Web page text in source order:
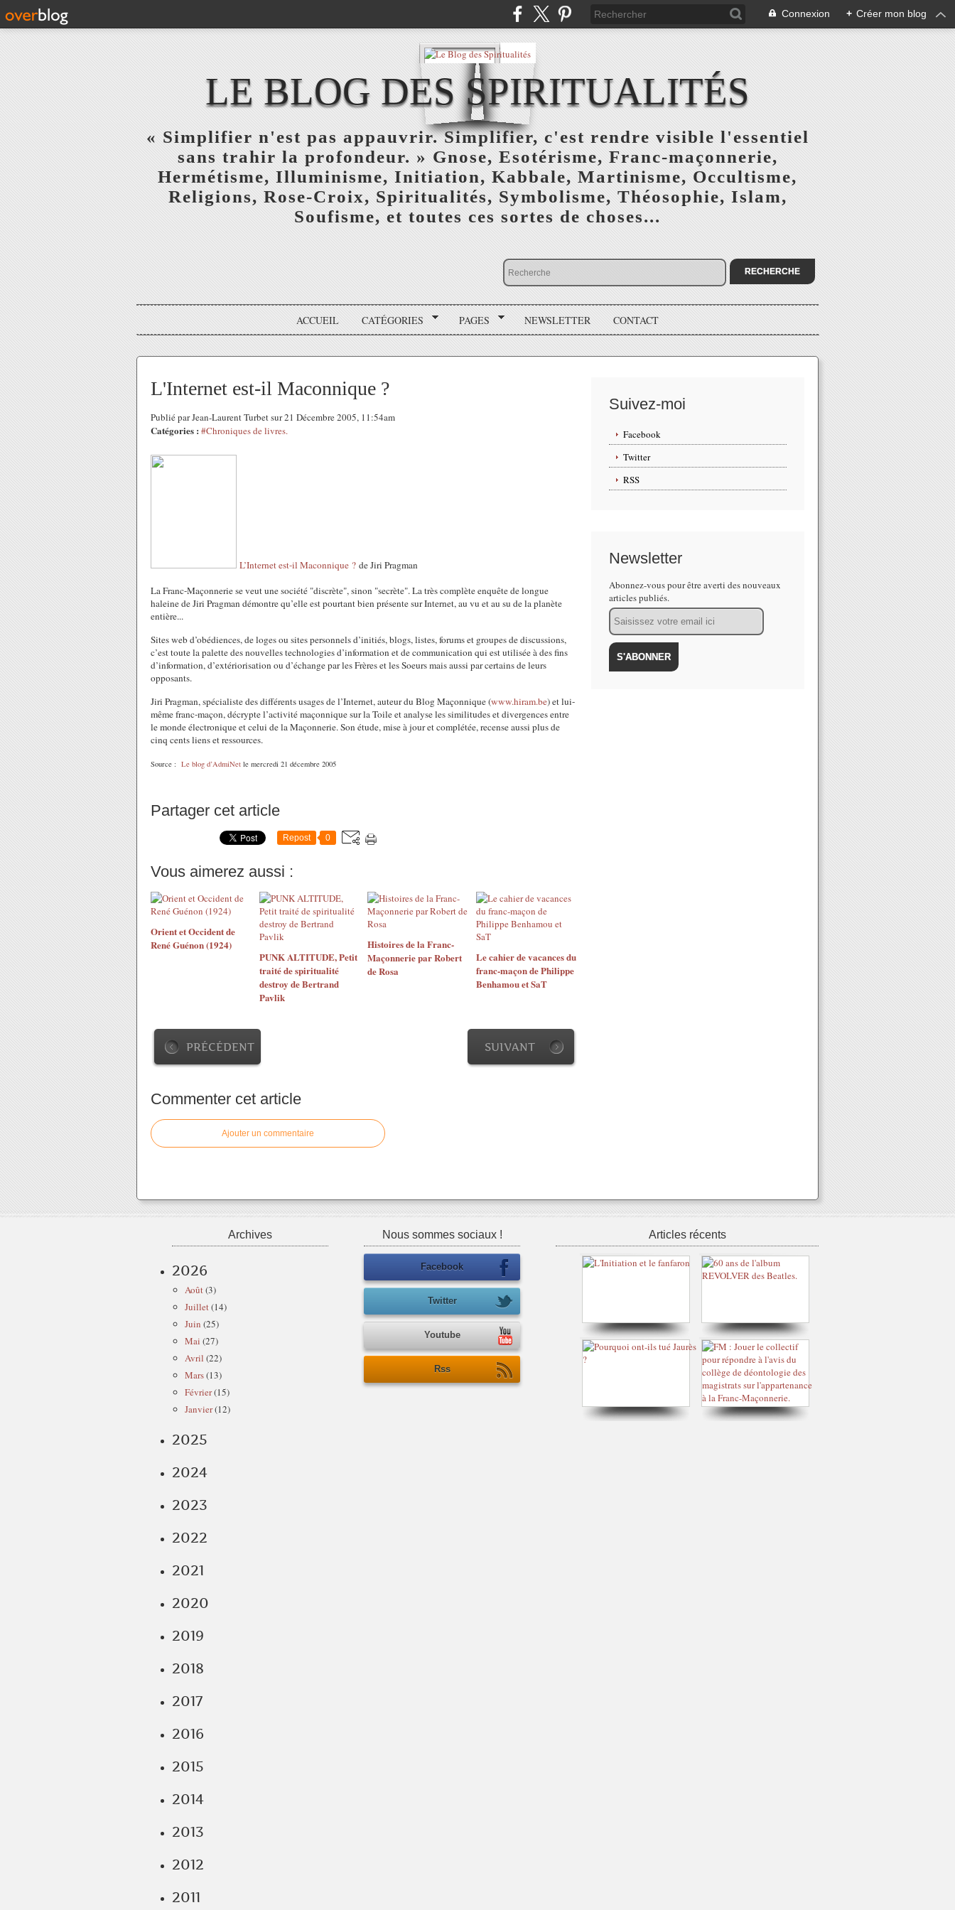
Connexion + Créer mon blog
LE BLOG DES SPIRITUALITÉS
« Simplifier n'est pas appauvrir. Simplifier, c'est rendre visible l'essentiel
sans trahir la profondeur. » Gnose, Esotérisme, Franc-maçonnerie,
Hermétisme, Illuminisme, Initiation, Kabbale, Martinisme, Occultisme,
Religions, Rose-Croix, Spiritualités, Symbolisme, Théosophie, Islam,
Soufisme, et toutes ces sortes de choses...
ACCUEIL CATÉGORIES PAGES NEWSLETTER CONTACT
L'Internet est-il Maconnique ?
Publié par Jean-Laurent Turbet sur 21 Décembre 2005, 11:54am
Catégories : #Chroniques de livres.
L’Internet est-il Maconnique ? de Jiri Pragman
La Franc-Maçonnerie se veut une société "discrète", sinon "secrète". La très complète enquête de longue
haleine de Jiri Pragman démontre qu’elle est pourtant bien présente sur Internet, au vu et au su de la planète
entière...
Sites web d’obédiences, de loges ou sites personnels d’initiés, blogs, listes, forums et groupes de discussions,
c’est toute la palette des nouvelles technologies d’information et de communication qui est utilisée à des fins
d’information, d’extériorisation ou d’échange par les Frères et les Soeurs mais aussi par certains de leurs
opposants.
Jiri Pragman, spécialiste des différents usages de l’Internet, auteur du Blog Maçonnique (www.hiram.be) et lui-
même franc-maçon, décrypte l’activité maçonnique sur la Toile et analyse les similitudes et divergences entre
le monde électronique et celui de la Maçonnerie. Son étude, mise à jour et complétée, recense aussi plus de
cinq cents liens et ressources.
Source : Le blog d’AdmiNet le mercredi 21 décembre 2005
Partager cet article
Repost 0
Vous aimerez aussi :
Orient et Occident de
René Guénon (1924)
PUNK ALTITUDE, Petit
traité de spiritualité
destroy de Bertrand
Pavlik
Histoires de la Franc-
Maçonnerie par Robert
de Rosa
Le cahier de vacances du
franc-maçon de Philippe
Benhamou et SaT
PRÉCÉDENT SUIVANT
Commenter cet article
Ajouter un commentaire
Suivez-moi
Facebook
Twitter
RSS
Newsletter
Abonnez-vous pour être averti des nouveaux
articles publiés.
Email
Archives
2026
Août(3)
Juillet(14)
Juin (25)
Mai (27)
Avril (22)
Mars(13)
Février(15)
Janvier(12)
2025
2024
2023
2022
2021
2020
2019
2018
2017
2016
2015
2014
2013
2012
2011
Nous sommes sociaux !
Facebook
Twitter
Youtube
Rss
Articles récents